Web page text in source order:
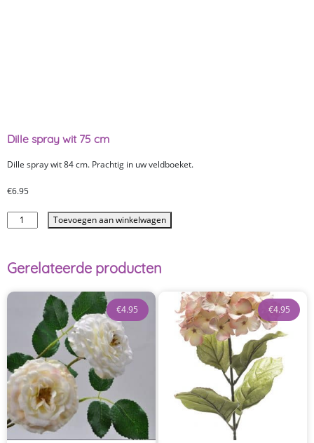
Dille spray wit 75 cm
Dille spray wit 84 cm. Prachtig in uw veldboeket.
€6.95
Toevoegen aan winkelwagen
Gerelateerde producten
€4.95 €4.95